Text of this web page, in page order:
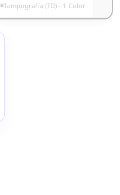
Tampografía (TD) - 1 Color